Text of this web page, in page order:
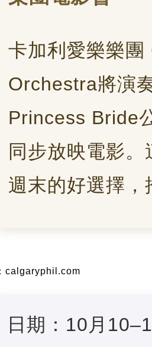
卡加利愛樂樂
Orchestra將演
Princess Bride
同步放映電影
週末的好選擇
calgaryphil.com
日期：10月